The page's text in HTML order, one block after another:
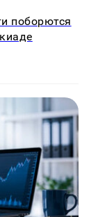
поборются